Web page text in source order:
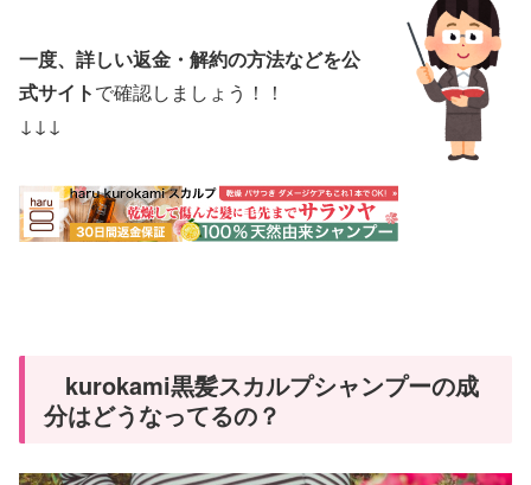
一度、詳しい返金・解約の方法などを公
式サイトで確認しましょう！！
↓↓↓
kurokami黒髪スカルプシャンプーの成
分はどうなってるの？